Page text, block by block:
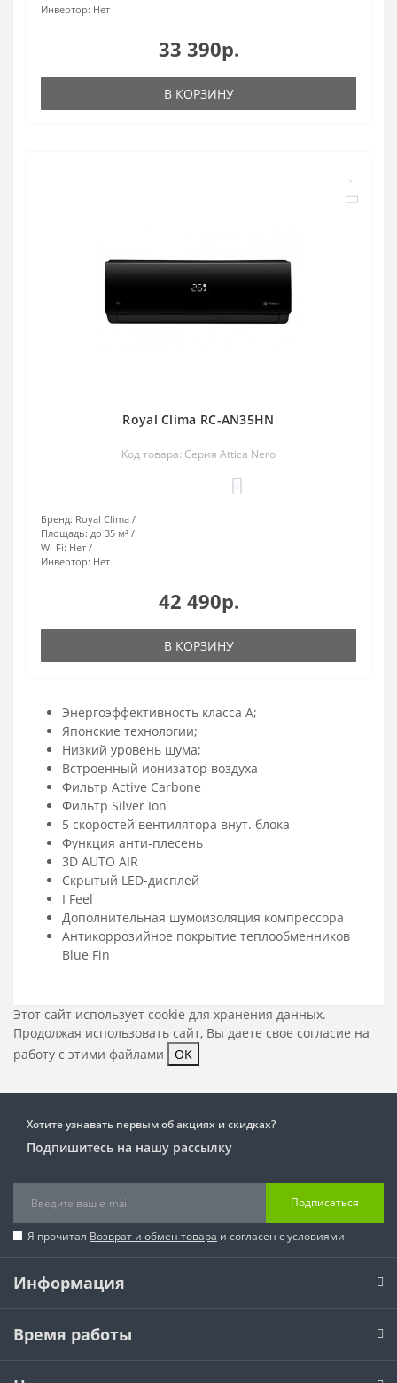
Инвертор: Нет
33 390р.
В КОРЗИНУ
Royal Clima RC-AN35HN
Код товара: Серия Attica Nero
Бренд: Royal Clima
Площадь: до 35 м²
Wi-Fi: Нет
Инвертор: Нет
42 490р.
В КОРЗИНУ
Энергоэффективность класса А;
Японские технологии;
Низкий уровень шума;
Встроенный ионизатор воздуха
Фильтр Active Carbone
Фильтр Silver Ion
5 скоростей вентилятора внут. блока
Функция анти-плесень
3D AUTO AIR
Скрытый LED-дисплей
I Feel
Дополнительная шумоизоляция компрессора
Антикоррозийное покрытие теплообменников
Blue Fin
Этот сайт использует cookie для хранения данных.
Продолжая использовать сайт, Вы даете свое согласие на
работу с этими файлами
OK
Хотите узнавать первым об акциях и скидках?
Подпишитесь на нашу рассылку
Подписаться
Я прочитал Возврат и обмен товара и согласен с условиями
Информация
Время работы